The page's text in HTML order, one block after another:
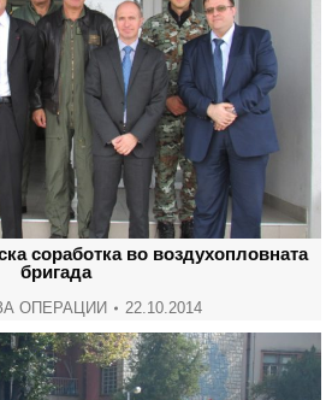
соработка во воздухопловната
бригада
ОПЕРАЦИИ 22.10.2014